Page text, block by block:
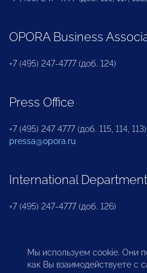
OPORA Business
+7 (495) 247-4777 (доб. 124)
Press Office
+7 (495) 247 4777 (доб. 115, 114, 113)
pressa@opora.ru
International Department
+7 (495) 247-4777 (доб. 126)
Business and
Department
Мы используем cookie. Они
как Вы взаимодействуете с